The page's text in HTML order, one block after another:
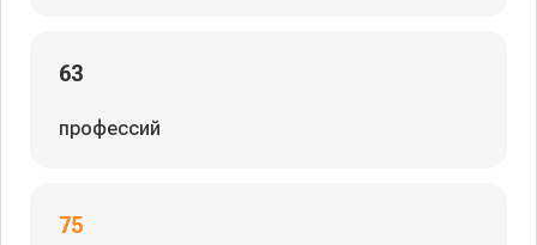
63
профессий
75